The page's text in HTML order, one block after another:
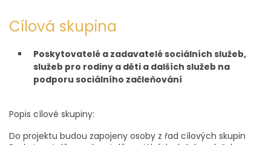
Cílová skupina
Poskytovatelé a zadavatelé sociálních služeb,
služeb pro rodiny a děti a dalších služeb na
podporu sociálního začleňování
Popis cílové skupiny:
Do projektu budou zapojeny osoby z řad cílových skupin